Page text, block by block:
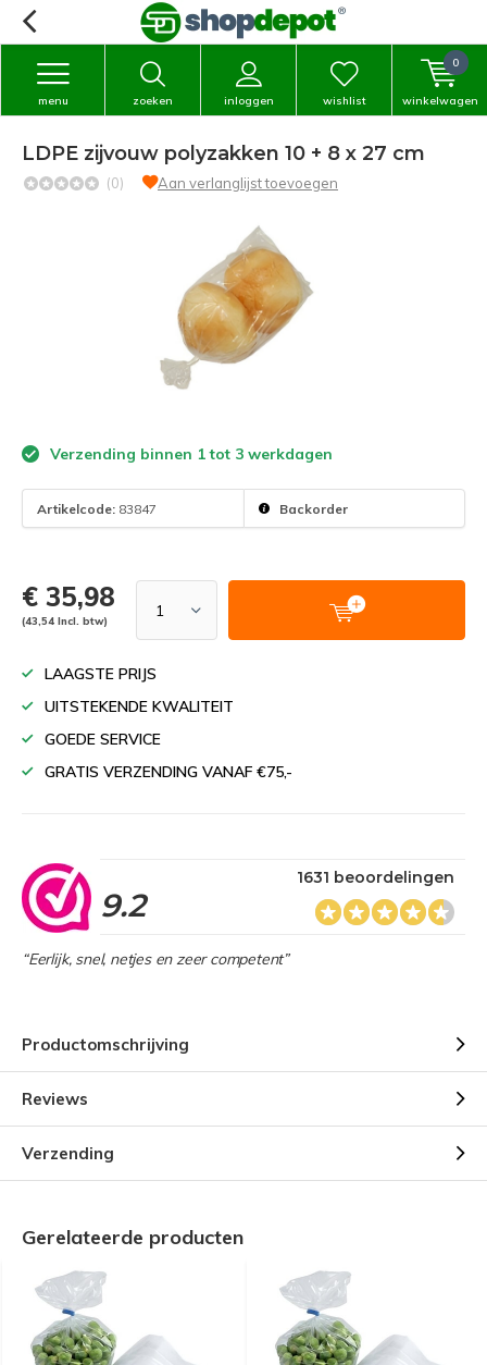
zoeken inloggen
menu wishlist winkelwagen
0
LDPE zijvouw polyzakken 10 + 8 x 27 cm
(0) Aan verlanglijst toevoegen
Verzending binnen 1 tot 3 werkdagen
Artikelcode: 83847 Backorder
€ 35,98
(43,54 Incl. btw)
LAAGSTE PRIJS
UITSTEKENDE KWALITEIT
GOEDE SERVICE
GRATIS VERZENDING VANAF €75,-
9.2
1631 beoordelingen
“Eerlijk, snel, netjes en zeer competent”
Productomschrijving
Reviews
Verzending
Gerelateerde producten